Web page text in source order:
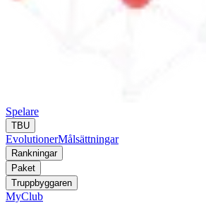
Spelare
TBU
EvolutionerMålsättningar
Rankningar
Paket
Truppbyggaren
MyClub